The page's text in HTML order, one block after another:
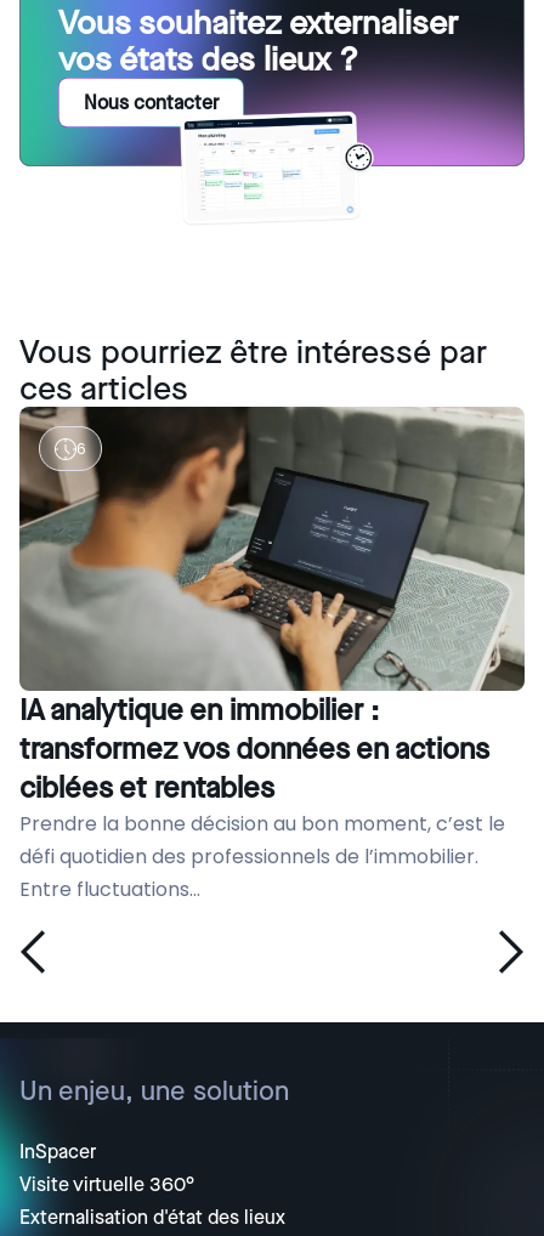
Vous souhaitez externaliser
vos états des lieux ?
Nous contacter
Vous pourriez être intéressé par
ces articles
6
IA analytique en immobilier :
transformez vos données en actions
ciblées et rentables
Prendre la bonne décision au bon moment, c’est le
défi quotidien des professionnels de l’immobilier.
Entre fluctuations...
Un enjeu, une solution
InSpacer
Visite virtuelle 360°
Externalisation d'état des lieux